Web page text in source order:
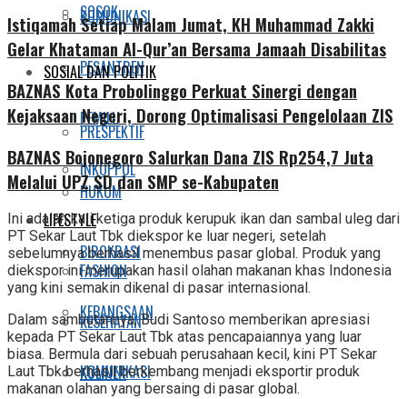
KOMUNIKASI
PESANTREN
PEMILU
INKOPPOL
LIFESTYLE
FASHION
KESEHATAN
KULINER
SOSOK
SOSIAL DAN POLITIK
PRESPEKTIF
HUKUM
BIROKRASI
KEBANGSAAN
KOMUNIKASI
Istiqamah Setiap Malam Jumat, KH Muhammad Zakki
Gelar Khataman Al-Qur’an Bersama Jamaah Disabilitas
BAZNAS Kota Probolinggo Perkuat Sinergi dengan
Kejaksaan Negeri, Dorong Optimalisasi Pengelolaan ZIS
BAZNAS Bojonegoro Salurkan Dana ZIS Rp254,7 Juta
Melalui UPZ SD dan SMP se-Kabupaten
Ini adalah kali ketiga produk kerupuk ikan dan sambal uleg dari
PT Sekar Laut Tbk diekspor ke luar negeri, setelah
sebelumnya berhasil menembus pasar global. Produk yang
diekspor ini merupakan hasil olahan makanan khas Indonesia
yang kini semakin dikenal di pasar internasional.
Dalam sambutannya, Budi Santoso memberikan apresiasi
kepada PT Sekar Laut Tbk atas pencapaiannya yang luar
biasa. Bermula dari sebuah perusahaan kecil, kini PT Sekar
Laut Tbk berhasil berkembang menjadi eksportir produk
makanan olahan yang bersaing di pasar global.